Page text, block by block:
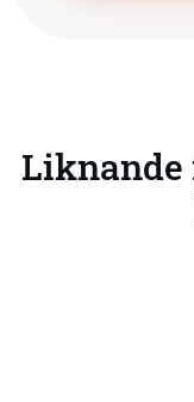
Liknande